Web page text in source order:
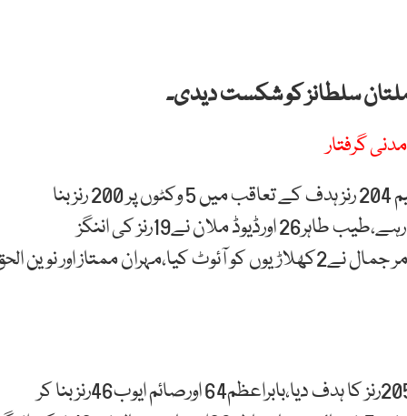
راولپنڈی میں کھیلے گئے میچ میں ملتان سلطانز کی ٹیم 204 رنز ہدف کے تعاقب میں 5 وکٹوں پر 200 رنز بنا
سکی،افتخار احمد60اورمحمد رضوان32رنز بنا کر نمایاں رہے،طیب طاہر26 اورڈیوڈ ملان نے19رنز کی اننگز
کھیلی،کرس جورڈن 30اورخوشدل شاہ نے 11رنز بنائے،عامر جمال نے2کھلاڑیوں کو آئوٹ کیا،مہران ممتاز اور نوین
قبل ازیں پشاور زلمی نے ملتان سلطانز کو جیت کیلئے 205رنز کا ہدف دیا،بابراعظم64 اورصائم ایوب46رنز بنا کر